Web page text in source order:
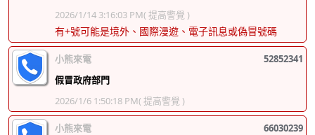
2026/1/14 3:16:03 PM( 提高警覺 )
有+號可能是境外、國際漫遊、電子訊息或偽冒號碼
小熊來電
52852341
假冒政府部門
2026/1/6 1:50:18 PM( 提高警覺 )
小熊來電
66030239